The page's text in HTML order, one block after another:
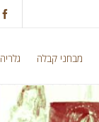
מבחני קבלה גלריה